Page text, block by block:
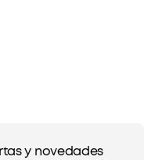
y novedades